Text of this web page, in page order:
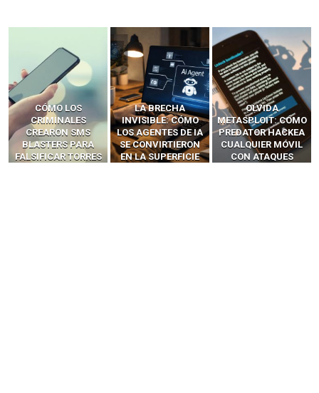
LA BRECHA
INVISIBLE: CÓMO
LOS AGENTES DE IA
SE CONVIRTIERON
EN LA SUPERFICIE
OLVIDA
METASPLOIT: CÓMO
PREDATOR HACKEA
CUALQUIER MÓVIL
CON ATAQUES
CÓMO LOS HACKERS
INTERCEPTAN OTPS
Y LLAMADAS
MÓVILES SIN
‘HACKEAR’ — EL